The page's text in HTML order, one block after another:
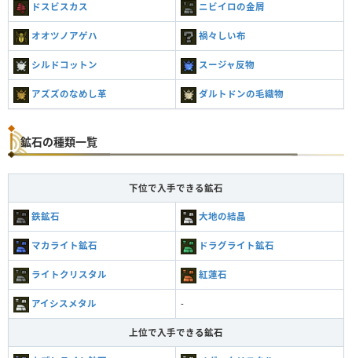
ドスビスカス ニビイロの金屑
オオツノアゲハ 禍々しい布
シルドコットン スージャ反物
アズズのなめし革 ダルトドンの毛織物
鉱石の種類一覧
下位で入手できる鉱石
鉄鉱石 大地の結晶
マカライト鉱石 ドラグライト鉱石
ライトクリスタル 紅蓮石
アイシスメタル -
上位で入手できる鉱石